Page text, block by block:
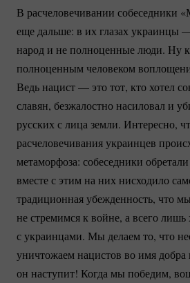
В расчеловечивании собеседники
еще дальше: в их глазах украинцы
народ и не полноценные люди. Ну
полноценным человеком
Ведь нацист — это тот, кто хотел
славян, безжалостно насиловал и
русских с лица земли. Интересно,
расчеловечивания украинцев
метаморфоза: собеседники
вместе с этим на них нисходило
традиционная убежденность, что
не стремимся к войне, а всего
с украинцами. Мы делаем то, что
уничтожаем нацистов во имя
он наступит! Когда мы победим,